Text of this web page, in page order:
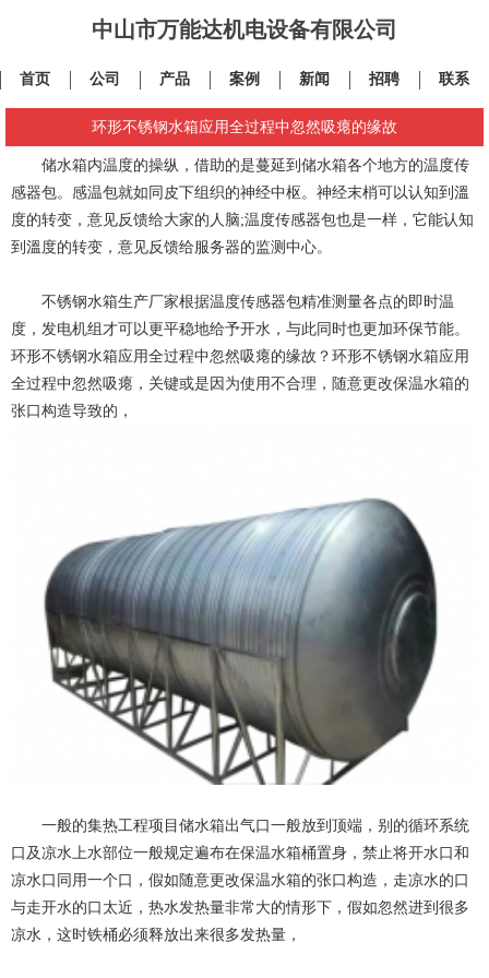
中山市万能达机电设备有限公司
首页 公司 产品 案例 新闻 招聘 联系
环形不锈钢水箱应用全过程中忽然吸瘪的缘故
储水箱内温度的操纵，借助的是蔓延到储水箱各个地方的温度传
感器包。感温包就如同皮下组织的神经中枢。神经末梢可以认知到溫
度的转变，意见反馈给大家的人脑;温度传感器包也是一样，它能认知
到溫度的转变，意见反馈给服务器的监测中心。
不锈钢水箱生产厂家根据温度传感器包精准测量各点的即时温
度，发电机组才可以更平稳地给予开水，与此同时也更加环保节能。
环形不锈钢水箱应用全过程中忽然吸瘪的缘故？环形不锈钢水箱应用
全过程中忽然吸瘪，关键或是因为使用不合理，随意更改保温水箱的
张口构造导致的，
一般的集热工程项目储水箱出气口一般放到顶端，别的循环系统
口及凉水上水部位一般规定遍布在保温水箱桶置身，禁止将开水口和
凉水口同用一个口，假如随意更改保温水箱的张口构造，走凉水的口
与走开水的口太近，热水发热量非常大的情形下，假如忽然进到很多
凉水，这时铁桶必须释放出来很多发热量，